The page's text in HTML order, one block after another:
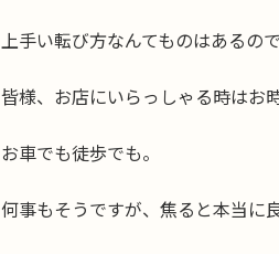
上手い転び方なんてものはあるの
皆様、お店にいらっしゃる時はお
お車でも徒歩でも。
何事もそうですが、焦ると本当に